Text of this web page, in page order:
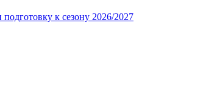
к сезону 2026/2027